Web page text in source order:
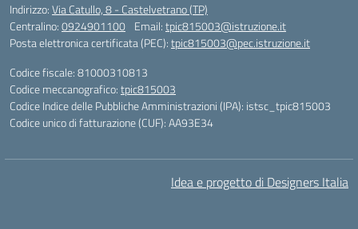
Indirizzo:Via Catullo, 8 - Castelvetrano (TP)
Centralino:0924901100 Email:tpic815003@istruzione.it
Posta elettronica certificata (PEC):tpic815003@pec.istruzione.it
Codice fiscale: 81000310813
Codice meccanografico:tpic815003
Codice Indice delle Pubbliche Amministrazioni (IPA): istsc_tpic815003
Codice unico di fatturazione (CUF): AA93E34
Idea e progetto di Designers Italia